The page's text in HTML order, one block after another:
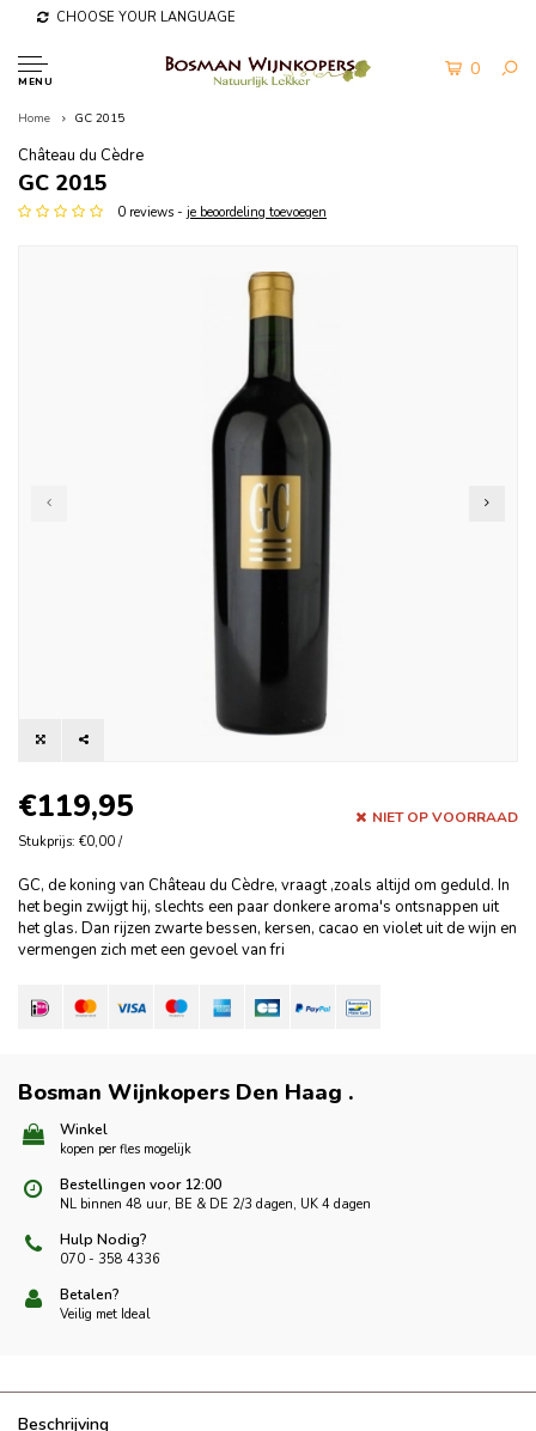
CHOOSE YOUR LANGUAGE
MENU
0
Home GC 2015
Château du Cèdre
GC 2015
0 reviews - je beoordeling toevoegen
€119,95
Stukprijs: €0,00 /
NIET OP VOORRAAD
GC, de koning van Château du Cèdre, vraagt ‚zoals altijd om geduld. In
het begin zwijgt hij, slechts een paar donkere aroma's ontsnappen uit
het glas. Dan rijzen zwarte bessen, kersen, cacao en violet uit de wijn en
vermengen zich met een gevoel van fri
Bosman Wijnkopers Den Haag .
Winkel
kopen per fles mogelijk
Bestellingen voor 12:00
NL binnen 48 uur, BE & DE 2/3 dagen, UK 4 dagen
Hulp Nodig?
070 - 358 4336
Betalen?
Veilig met Ideal
Beschrijving